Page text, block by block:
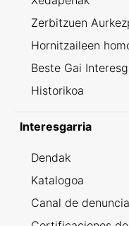
Zerbitzuen
Hornitzaileen
Beste Gai
Historikoa
Interesgarria
Dendak
Katalogoa
Canal de